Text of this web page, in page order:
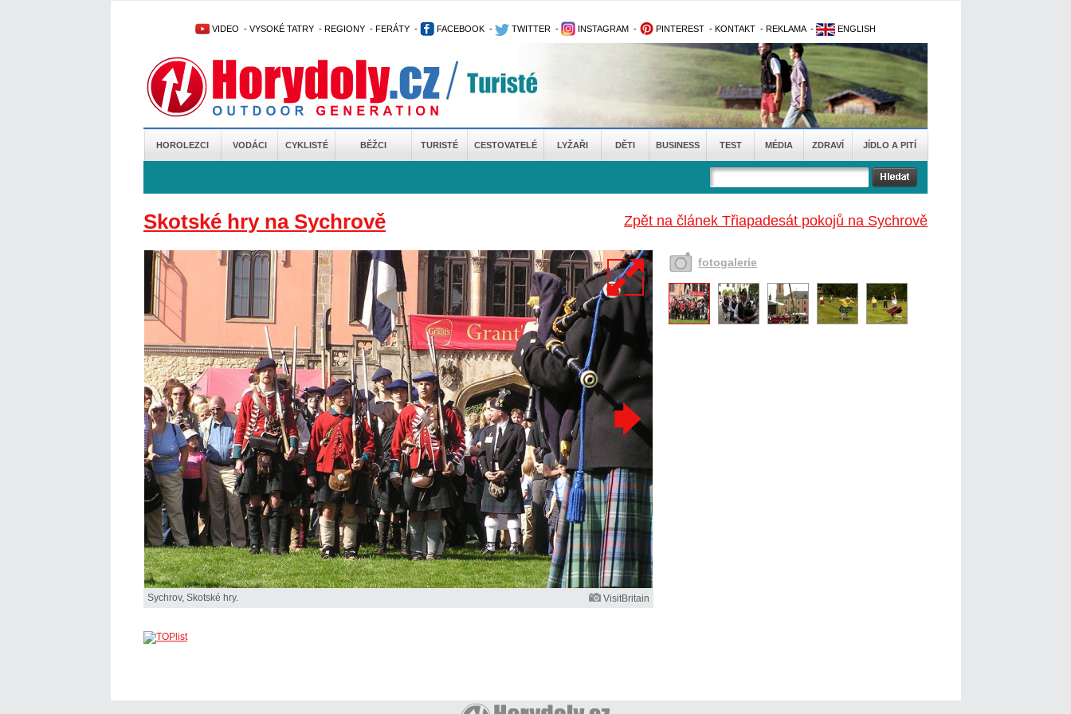
VIDEO - VYSOKÉ TATRY - REGIONY - FERÁTY - FACEBOOK - TWITTER - INSTAGRAM - PINTEREST - KONTAKT - REKLAMA - ENGLISH
HOROLEZCI VODÁCI CYKLISTÉ BĚŽCI TURISTÉ CESTOVATELÉ LYŽAŘI DĚTI BUSINESS TEST MÉDIA ZDRAVÍ JÍDLO A PITÍ
Zpět na článek Třiapadesát pokojů na Sychrově
Skotské hry na Sychrově
Sychrov, Skotské hry. VisitBritain
fotogalerie